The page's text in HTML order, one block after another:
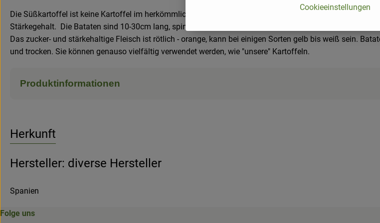
Die Süßkartoffel ist keine Kartoffel im herkömmlichen Sinne. Gemeinsam haben die beiden
Stärkegehalt. Die Bataten sind 10-30cm lang, spindelförmig mit einem spitzen Ende.
Das zucker- und stärkehaltige Fleisch ist rötlich - orange, kann bei einigen Sorten gelb bis weiß sein.
und trocken. Sie können genauso vielfältig verwendet werden, wie "unsere" Kartoffeln.
Produktinformationen
Herkunft
Hersteller: diverse Hersteller
Spanien
Folge uns
Cookieeinstellungen